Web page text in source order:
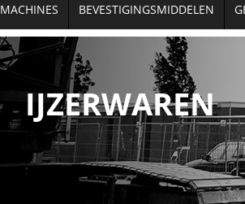
MACHINES BEVESTIGINGSMIDDELEN
IJZERWAREN